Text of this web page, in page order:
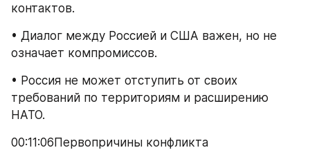
контактов.
• Диалог между Россией и США важен, но не
означает компромиссов.
• Россия не может отступить от своих
требований по территориям и расширению
НАТО.
00:11:06Первопричины конфликта